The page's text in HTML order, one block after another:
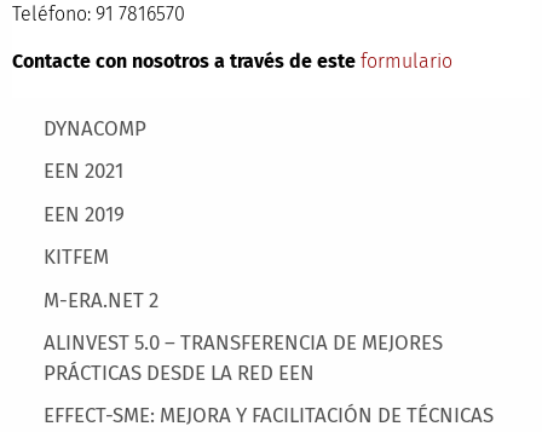
Main menu
DYNACOMP
EEN 2021
EEN 2019
KITFEM
M-ERA.NET 2
ALINVEST 5.0 – TRANSFERENCIA DE MEJORES
PRÁCTICAS DESDE LA RED EEN
EFFECT-SME: MEJORA Y FACILITACIÓN DE TÉCNICAS
Teléfono: 91 7816570
Contacte con nosotros a través de este formulario